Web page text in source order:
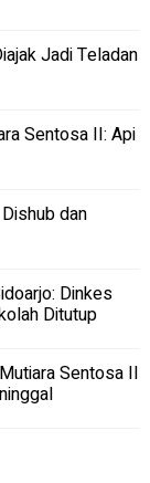
Jadi Teladan
Sentosa II: Api
dan
Dinkes
Ditutup
Sentosa II